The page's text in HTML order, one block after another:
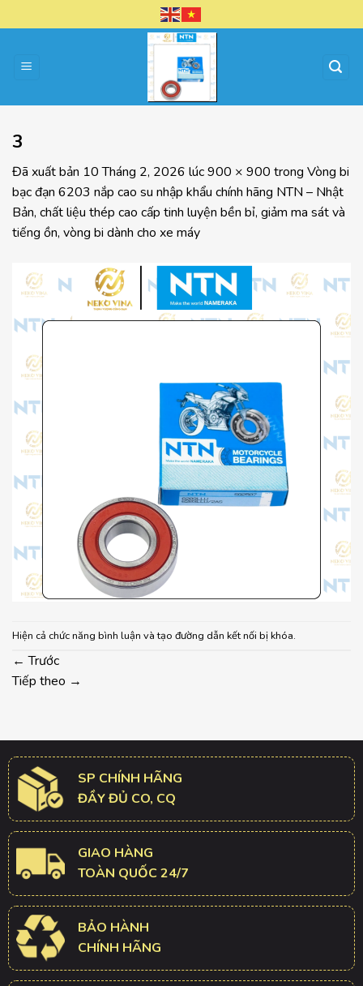
đến
dung
3
Đã xuất bản 10 Tháng 2, 2026 lúc900 × 900 trong Vòng bi
bạc đạn 6203 nắp cao su nhập khẩu chính hãng NTN – Nhật
Bản, chất liệu thép cao cấp tinh luyện bền bỉ, giảm ma sát và
tiếng ồn, vòng bi dành cho xe máy
Hiện cả chức năng bình luận và tạo đường dẫn kết nối bị khóa.
← Trước
Tiếp theo →
SP CHÍNH HÃNG
ĐẦY ĐỦ CO, CQ
GIAO HÀNG
TOÀN QUỐC 24/7
BẢO HÀNH
CHÍNH HÃNG